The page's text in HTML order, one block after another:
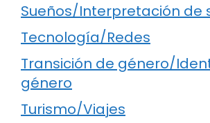
Sueños/Interpretación de
Tecnología/Redes
Transición de género/
género
Turismo/Viajes